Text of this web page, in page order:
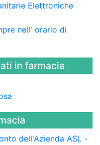
Elettroniche
nell' orario di
in farmacia
dell'Azienda ASL -